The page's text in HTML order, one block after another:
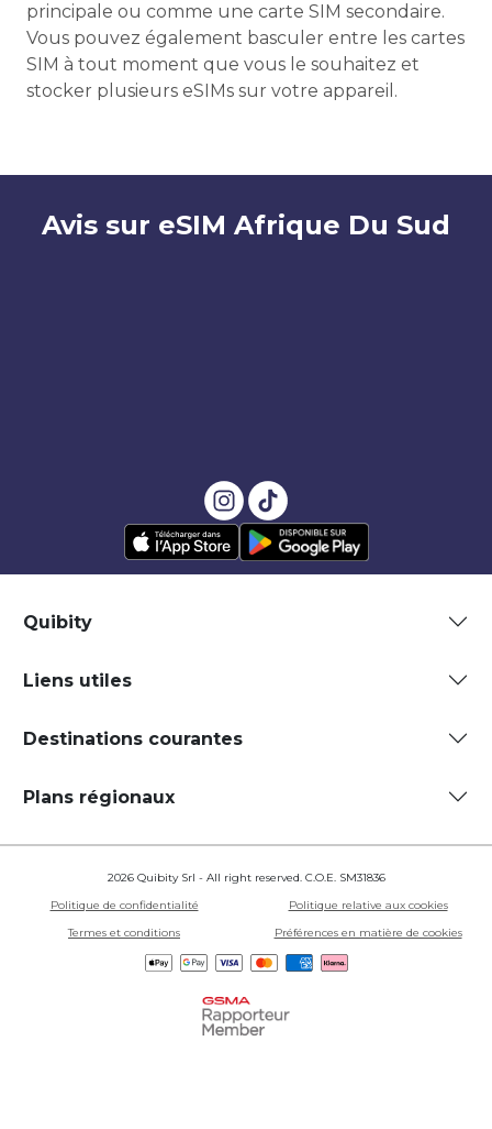
principale ou comme une carte SIM secondaire.
Vous pouvez également basculer entre les cartes
SIM à tout moment que vous le souhaitez et
stocker plusieurs eSIMs sur votre appareil.
Avis sur eSIM Afrique Du Sud
Quibity
Liens utiles
Destinations courantes
Plans régionaux
2026 Quibity Srl - All right reserved. C.O.E. SM31836
Politique de confidentialité
Politique relative aux cookies
Termes et conditions
Préférences en matière de cookies